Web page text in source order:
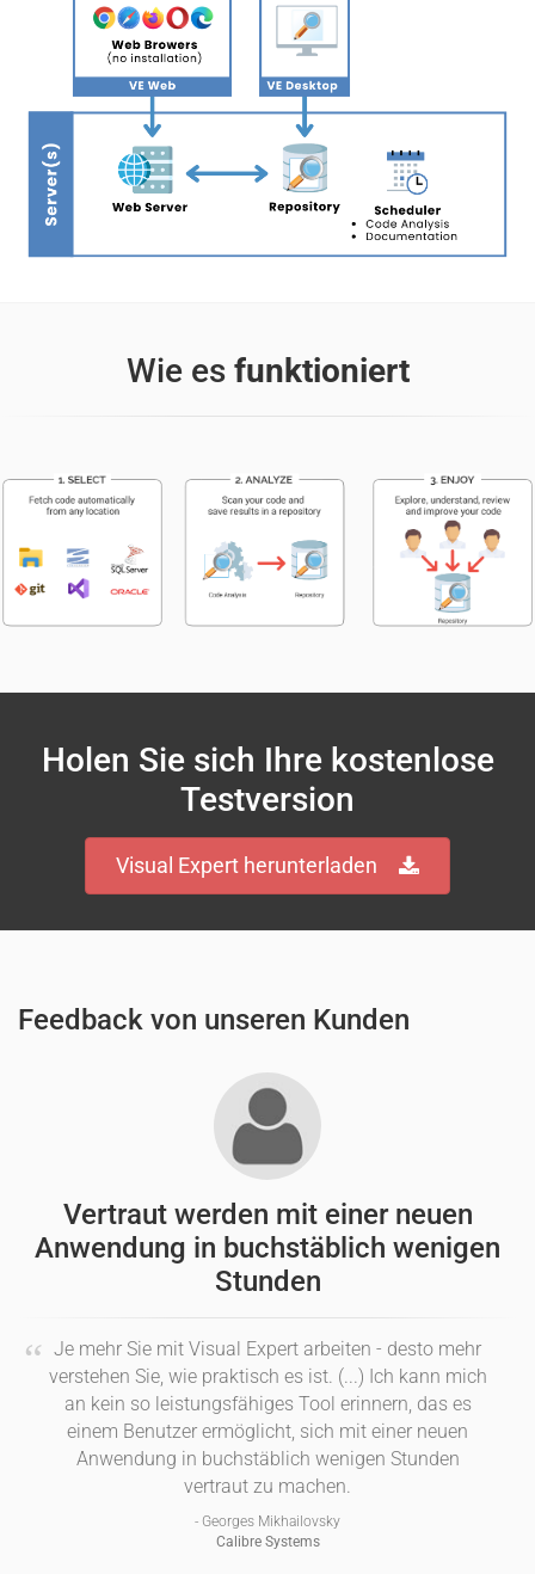
Wie es funktioniert
Holen Sie sich Ihre kostenlose
Testversion
Visual Expert herunterladen
Feedback von unseren Kunden
Vertraut werden mit einer neuen
Anwendung in buchstäblich wenigen
Stunden
Je mehr Sie mit Visual Expert arbeiten - desto mehr
verstehen Sie, wie praktisch es ist. (...) Ich kann mich
an kein so leistungsfähiges Tool erinnern, das es
einem Benutzer ermöglicht, sich mit einer neuen
Anwendung in buchstäblich wenigen Stunden
vertraut zu machen.
- Georges Mikhailovsky
Calibre Systems